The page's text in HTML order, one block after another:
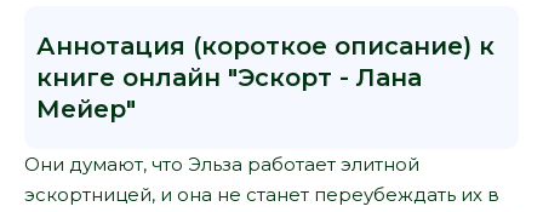
Аннотация (короткое описание) к
книге онлайн "Эскорт - Лана
Мейер"
Они думают, что Эльза работает элитной
эскортницей, и она не станет переубеждать их в